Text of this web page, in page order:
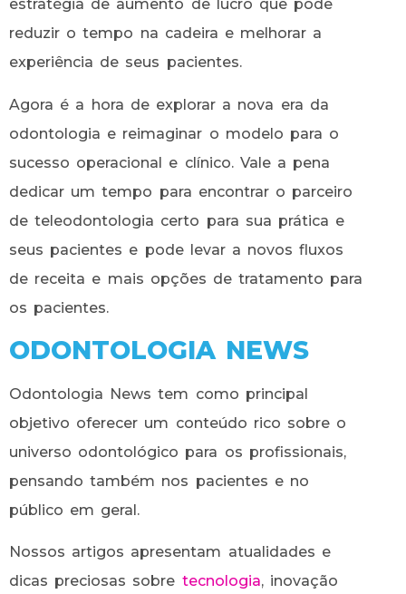
estratégia de aumento de lucro que pode
reduzir o tempo na cadeira e melhorar a
experiência de seus pacientes.
Agora é a hora de explorar a nova era da
odontologia e reimaginar o modelo para o
sucesso operacional e clínico. Vale a pena
dedicar um tempo para encontrar o parceiro
de teleodontologia certo para sua prática e
seus pacientes e pode levar a novos fluxos
de receita e mais opções de tratamento para
os pacientes.
ODONTOLOGIA NEWS
Odontologia News tem como principal
objetivo oferecer um conteúdo rico sobre o
universo odontológico para os profissionais,
pensando também nos pacientes e no
público em geral.
Nossos artigos apresentam atualidades e
dicas preciosas sobre tecnologia, inovação